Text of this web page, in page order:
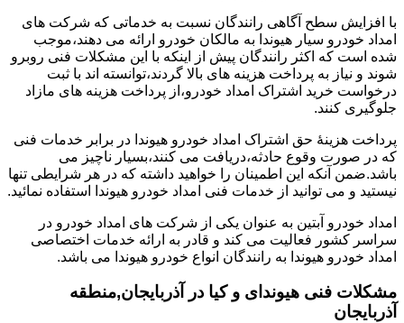
با افزایش سطح آگاهی رانندگان نسبت به خدماتی که شرکت های
امداد خودرو سیار هیوندا به مالکان خودرو ارائه می دهند،موجب
شده است که اکثر رانندگان پیش از اینکه با این مشکلات فنی روبرو
شوند و نیاز به پرداخت هزینه های بالا گردند،توانسته اند با ثبت
درخواست خرید اشتراک امداد خودرو،از پرداخت هزینه های مازاد
جلوگیری کنند.
پرداخت هزینۀ حق اشتراک امداد خودرو هیوندا در برابر خدمات فنی
که در صورت وقوع حادثه،دریافت می کنند،بسیار ناچیز می
باشد.ضمن آنکه این اطمینان را خواهید داشته که در هر شرایطی تنها
نیستید و می توانید از خدمات فنی امداد خودرو هیوندا استفاده نمائید.
امداد خودرو آبتین به عنوان یکی از شرکت های امداد خودرو در
سراسر کشور فعالیت می کند و قادر به ارائه خدمات اختصاصی
امداد خودرو هیوندا به رانندگان انواع خودرو هیوندا می باشد.
مشکلات فنی هیوندای و کیا در آذربایجان,منطقه
آذربایجان